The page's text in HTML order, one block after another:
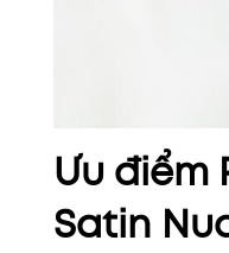
Ưu điểm
Satin